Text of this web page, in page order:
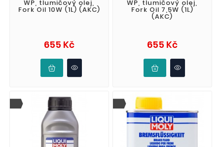
WP, tlumičový olej,
Fork Oil 10W (1L) (AKC)
655 KčCena
WP, tlumičový olej,
Fork Oil 7,5W (1L)
(AKC)
655 KčCena